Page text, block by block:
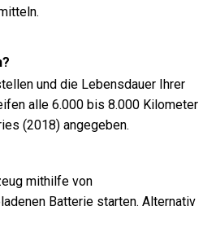
und die Lebensdauer Ihrer
alle 6.000 bis 8.000 Kilometer
(2018) angegeben.
mithilfe von
Batterie starten. Alternativ